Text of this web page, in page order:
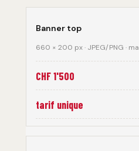
Banner top
660 × 200 px · JPEG/PNG ·
CHF 1'500
tarif unique